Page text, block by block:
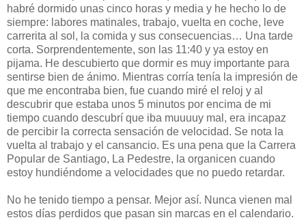
habré dormido unas cinco horas y media y he hecho lo de
siempre: labores matinales, trabajo, vuelta en coche, leve
carrerita al sol, la comida y sus consecuencias… Una tarde
corta. Sorprendentemente, son las 11:40 y ya estoy en
pijama. He descubierto que dormir es muy importante para
sentirse bien de ánimo. Mientras corría tenía la impresión de
que me encontraba bien, fue cuando miré el reloj y al
descubrir que estaba unos 5 minutos por encima de mi
tiempo cuando descubrí que iba muuuuy mal, era incapaz
de percibir la correcta sensación de velocidad. Se nota la
vuelta al trabajo y el cansancio. Es una pena que la Carrera
Popular de Santiago, La Pedestre, la organicen cuando
estoy hundiéndome a velocidades que no puedo retardar.
No he tenido tiempo a pensar. Mejor así. Nunca vienen mal
estos días perdidos que pasan sin marcas en el calendario.